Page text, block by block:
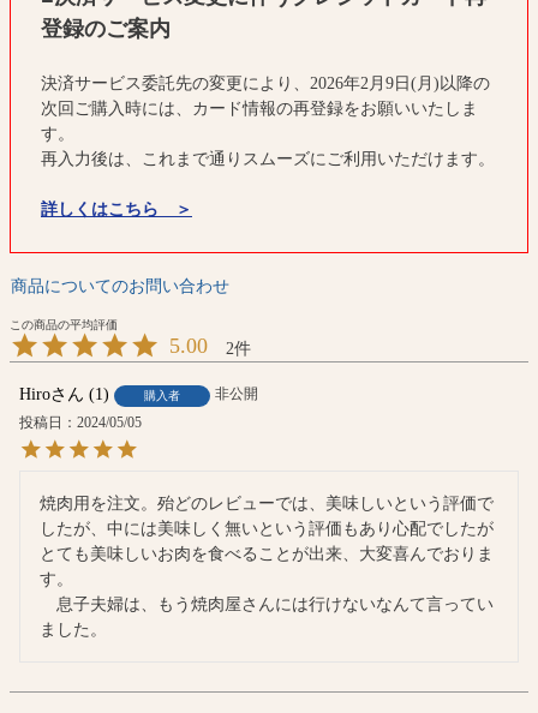
登録のご案内
決済サービス委託先の変更により、2026年2月9日(月)以降の
次回ご購入時には、カード情報の再登録をお願いいたしま
す。
再入力後は、これまで通りスムーズにご利用いただけます。
詳しくはこちら ＞
商品についてのお問い合わせ
5.00 2
Hiro 1 購入者
非公開
投稿日
2024/05/05
焼肉用を注文。殆どのレビューでは、美味しいという評価で
したが、中には美味しく無いという評価もあり心配でしたが
とても美味しいお肉を食べることが出来、大変喜んでおりま
す。
息子夫婦は、もう焼肉屋さんには行けないなんて言ってい
ました。